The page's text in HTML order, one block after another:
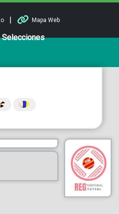
| Mapa Web
Selecciones